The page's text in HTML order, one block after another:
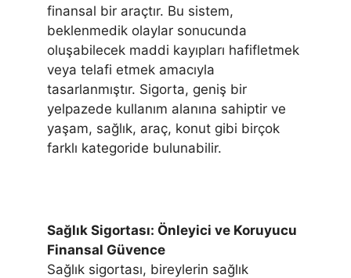
finansal bir araçtır. Bu sistem,
beklenmedik olaylar sonucunda
oluşabilecek maddi kayıpları hafifletmek
veya telafi etmek amacıyla
tasarlanmıştır. Sigorta, geniş bir
yelpazede kullanım alanına sahiptir ve
yaşam, sağlık, araç, konut gibi birçok
farklı kategoride bulunabilir.
Sağlık Sigortası: Önleyici ve Koruyucu
Finansal Güvence
Sağlık sigortası, bireylerin sağlık